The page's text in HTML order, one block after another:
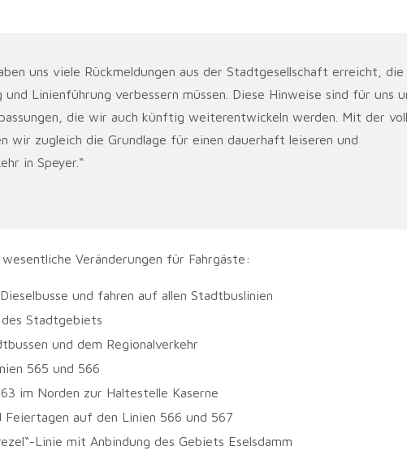
uns viele Rückmeldungen aus der Stadtgesellschaft erreicht,
Linienführung verbessern müssen. Diese Hinweise sind für uns
die wir auch künftig weiterentwickeln werden. Mit der
wir zugleich die Grundlage für einen dauerhaft leiseren und
in Speyer.“
Veränderungen für Fahrgäste:
und fahren auf allen Stadtbuslinien
Stadtgebiets
und dem Regionalverkehr
565 und 566
im Norden zur Haltestelle Kaserne
Feiertagen auf den Linien 566 und 567
Linie mit Anbindung des Gebiets Eselsdamm